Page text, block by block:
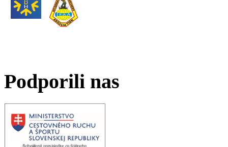
Podporili nas